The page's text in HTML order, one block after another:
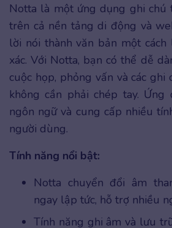
Notta là một ứng dụng ghi chú
trên cả nền tảng di động và
lời nói thành văn bản một cách
xác. Với Notta, bạn có thể dễ
cuộc họp, phỏng vấn và các
không cần phải chép tay.
ngôn ngữ và cung cấp nhiều
người dùng.
Tính năng nổi bật:
Notta chuyển đổi âm
ngay lập tức, hỗ trợ nhiều
Tính năng ghi âm và lưu